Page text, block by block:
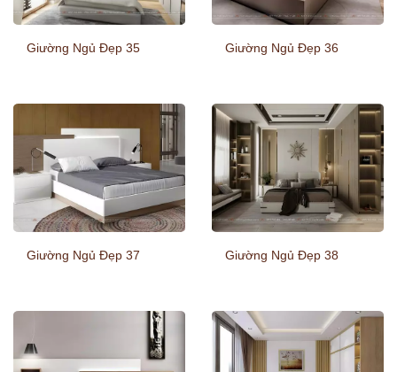
Giường Ngủ Đẹp 35 Giường Ngủ Đẹp 36
Giường Ngủ Đẹp 37 Giường Ngủ Đẹp 38